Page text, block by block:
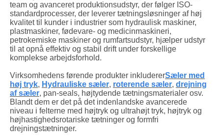
team og avanceret produktionsudstyr, der følger ISO-
standardprocesser, der leverer tætningsløsninger af høj
kvalitet til kunder i industrier som hydraulisk maskiner,
plastmaskiner, fødevare- og medicinmaskineri,
petrokemiske maskiner og rumfartsudstyr, hjælper udstyr
til at opnå effektiv og stabil drift under forskellige
komplekse arbejdsforhold.
Virksomhedens førende produkter inkludererSæler med
høj tryk, Hydrauliske sæler, roterende sæler, drejning
af sæler, pan-seals, højtydende tætningsmaterialer osv.
Blandt dem er det på det indenlandske avancerede
niveau i felterne med højtryk og ultrahøjt tryk, højtryk og
højhastighedsrotariske tætninger og formfri
drejningstætninger.